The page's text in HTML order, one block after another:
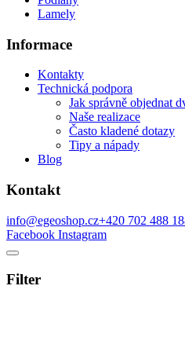
Lamely
Informace
Kontakty
Technická podpora
Jak správně objednat
Naše realizace
Často kladené dotazy
Tipy a nápady
Blog
Kontakt
info@egeoshop.cz+420 702 488
Facebook Instagram
Filter